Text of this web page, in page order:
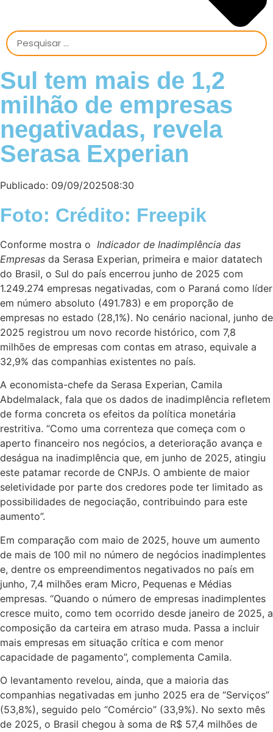
Sul tem mais de 1,2
milhão de empresas
negativadas, revela
Serasa Experian
Publicado: 09/09/202508:30
Foto: Crédito: Freepik
Conforme mostra o Indicador de Inadimplência das
Empresas da Serasa Experian, primeira e maior datatech
do Brasil, o Sul do país encerrou junho de 2025 com
1.249.274 empresas negativadas, com o Paraná como líder
em número absoluto (491.783) e em proporção de
empresas no estado (28,1%). No cenário nacional, junho de
2025 registrou um novo recorde histórico, com 7,8
milhões de empresas com contas em atraso, equivale a
32,9% das companhias existentes no país.
A economista-chefe da Serasa Experian, Camila
Abdelmalack, fala que os dados de inadimplência refletem
de forma concreta os efeitos da política monetária
restritiva. “Como uma correnteza que começa com o
aperto financeiro nos negócios, a deterioração avança e
deságua na inadimplência que, em junho de 2025, atingiu
este patamar recorde de CNPJs. O ambiente de maior
seletividade por parte dos credores pode ter limitado as
possibilidades de negociação, contribuindo para este
aumento”.
Em comparação com maio de 2025, houve um aumento
de mais de 100 mil no número de negócios inadimplentes
e, dentre os empreendimentos negativados no país em
junho, 7,4 milhões eram Micro, Pequenas e Médias
empresas. “Quando o número de empresas inadimplentes
cresce muito, como tem ocorrido desde janeiro de 2025, a
composição da carteira em atraso muda. Passa a incluir
mais empresas em situação crítica e com menor
capacidade de pagamento”, complementa Camila.
O levantamento revelou, ainda, que a maioria das
companhias negativadas em junho 2025 era de “Serviços”
(53,8%), seguido pelo “Comércio” (33,9%). No sexto mês
de 2025, o Brasil chegou à soma de R$ 57,4 milhões de